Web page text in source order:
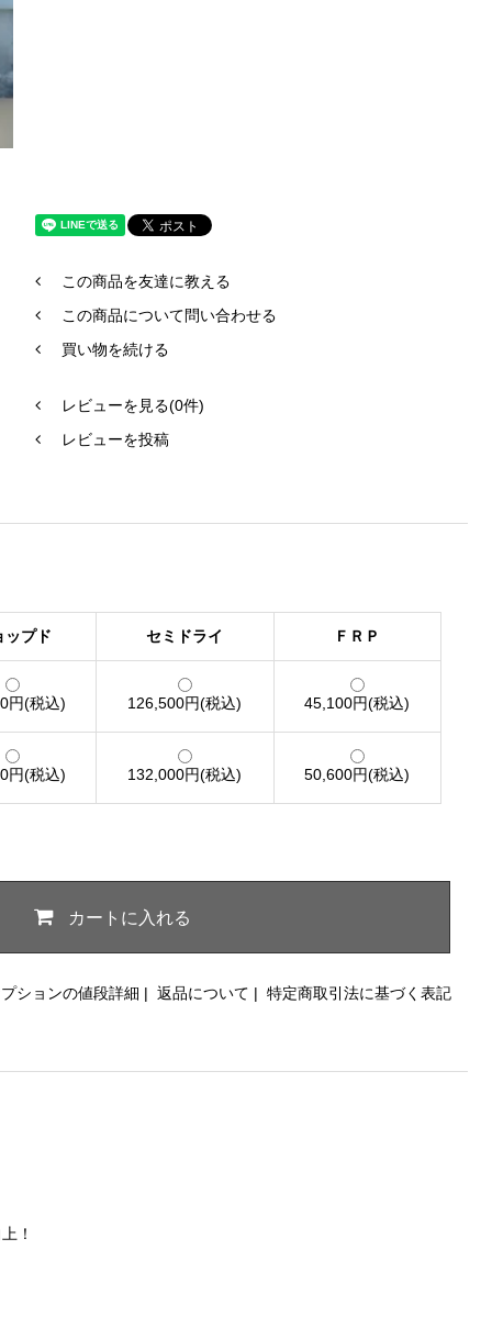
この商品を友達に教える
この商品について問い合わせる
買い物を続ける
レビューを見る(0件)
レビューを投稿
ップド セミドライ ＦＲＰ
円(税込) 126,500円(税込) 45,100円(税込)
円(税込) 132,000円(税込) 50,600円(税込)
カートに入れる
ションの値段詳細 | 返品について | 特定商取引法に基づく表記
！